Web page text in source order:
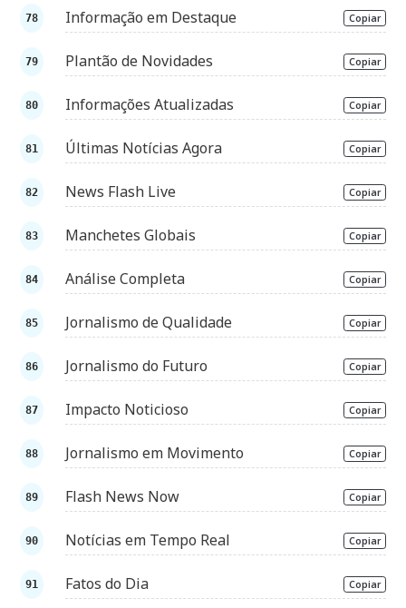
Informação em Destaque Copiar
Plantão de Novidades Copiar
Informações Atualizadas Copiar
Últimas Notícias Agora Copiar
News Flash Live Copiar
Manchetes Globais Copiar
Análise Completa Copiar
Jornalismo de Qualidade Copiar
Jornalismo do Futuro Copiar
Impacto Noticioso Copiar
Jornalismo em Movimento Copiar
Flash News Now Copiar
Notícias em Tempo Real Copiar
Fatos do Dia Copiar